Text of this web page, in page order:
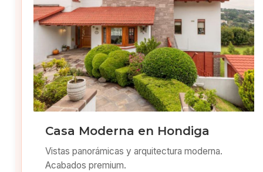
Casa Moderna en Hondiga
Vistas panorámicas y arquitectura moderna.
Acabados premium.